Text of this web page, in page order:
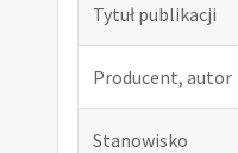
Tytuł publikacji
Producent, autor
Stanowisko